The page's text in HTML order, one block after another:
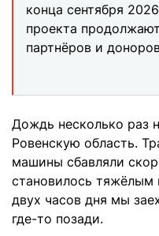
конца сентября
проекта
партнёров и
Дождь несколько раз
Ровенскую область.
машины сбавляли
становилось
двух часов дня мы
где-то позади.